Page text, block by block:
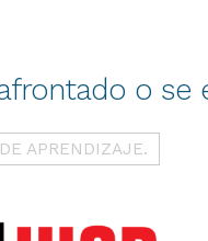
o se
APRENDIZAJE.